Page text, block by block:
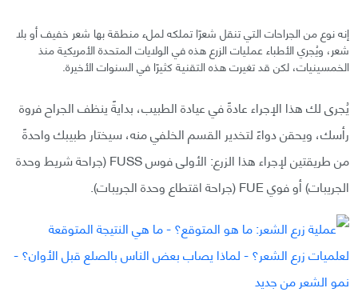
إنه نوع من الجراحات التي تنقل شعرًا تملكه لملء منطقة بها شعر خفيف أو بلا
شعر، ويُجري الأطباء عمليات الزرع هذه في الولايات المتحدة الأمريكية منذ
الخمسينيات، لكن قد تغيرت هذه التقنية كثيرًا في السنوات الأخيرة.
يُجرى لك هذا الإجراء عادةً في عيادة الطبيب، بدايةً ينظف الجراح فروة
رأسك، ويحقن دواءً لتخدير القسم الخلفي منه، سيختار طبيبك واحدةً
من طريقتين لإجراء هذا الزرع: الأولى فوس FUSS (جراحة شريط وحدة
الجريبات) أو فوي FUE (جراحة اقتطاع وحدة الجريبات).